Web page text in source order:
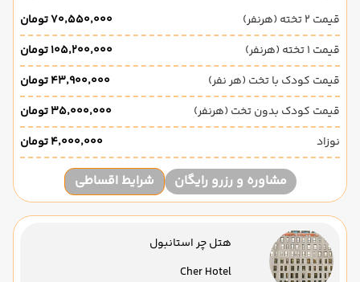
قیمت 2 تخته (هرنفر)
۷۰٬۵۵۰٬۰۰۰ تومان
قیمت 1 تخته (هرنفر)
۱۰۵٬۲۰۰٬۰۰۰ تومان
قیمت کودک با تخت (هر نفر)
۴۳٬۹۰۰٬۰۰۰ تومان
قیمت کودک بدون تخت (هرنفر)
۳۵٬۰۰۰٬۰۰۰ تومان
نوزاد
۴٬۰۰۰٬۰۰۰ تومان
مشاوره و رزرو رایگان شرایط اقساطی
هتل چر استانبول
Cher Hotel